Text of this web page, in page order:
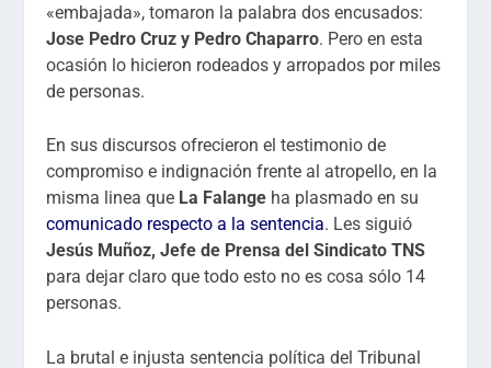
«embajada», tomaron la palabra dos encusados:
Jose Pedro Cruz y Pedro Chaparro. Pero en esta
ocasión lo hicieron rodeados y arropados por miles
de personas.
En sus discursos ofrecieron el testimonio de
compromiso e indignación frente al atropello, en la
misma linea que La Falange ha plasmado en su
comunicado respecto a la sentencia. Les siguió
Jesús Muñoz, Jefe de Prensa del Sindicato TNS
para dejar claro que todo esto no es cosa sólo 14
personas.
La brutal e injusta sentencia política del Tribunal